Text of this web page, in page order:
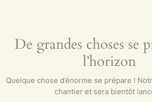
De grandes choses se
l’horizon
Quelque chose d’énorme se prépare !
chantier et sera bientôt